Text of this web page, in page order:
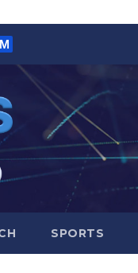
SPORTS